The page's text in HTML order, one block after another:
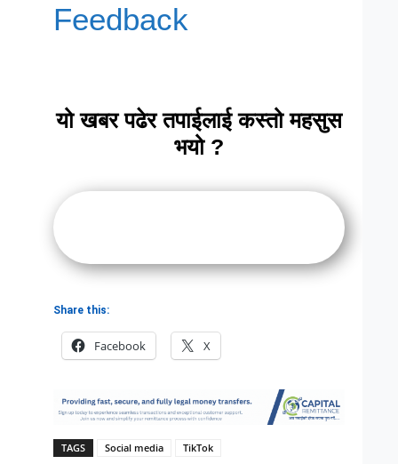
Feedback
यो खबर पढेर तपाईलाई कस्तो महसुस
भयो ?
Share this:
Facebook X
TAGS Social media TikTok